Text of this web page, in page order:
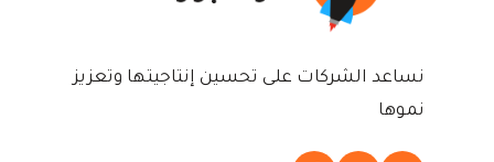
نساعد الشركات على تحسين إنتاجيتها وتعزيز
نموها